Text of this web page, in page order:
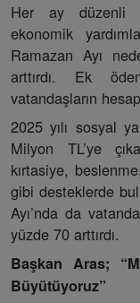
Her ay düzenli
ekonomik
Ramazan Ayı
arttırdı. Ek
vatandaşların
2025 yılı sosyal
Milyon TL’ye
kırtasiye,
gibi desteklerde
Ayı’nda da
yüzde 70 arttırdı.
Başkan Aras;
Büyütüyoruz”